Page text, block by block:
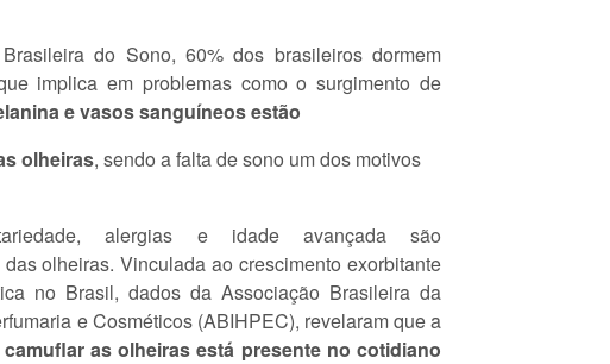
do Sono, 60% dos brasileiros dormem
implica em problemas como o surgimento de
e vasos sanguíneos estão
olheiras, sendo a falta de sono um dos motivos
alergias e idade avançada são
olheiras. Vinculada ao crescimento exorbitante
no Brasil, dados da Associação Brasileira da
e Cosméticos (ABIHPEC), revelaram que a
as olheiras está presente no cotidiano